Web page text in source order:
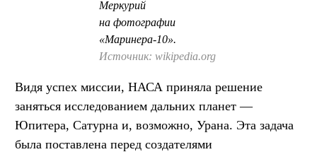
Меркурий
на фотографии
«Маринера-10».
Источник: wikipedia.org
Видя успех миссии, НАСА приняла решение
заняться исследованием дальних планет —
Юпитера, Сатурна и, возможно, Урана. Эта задача
была поставлена перед создателями